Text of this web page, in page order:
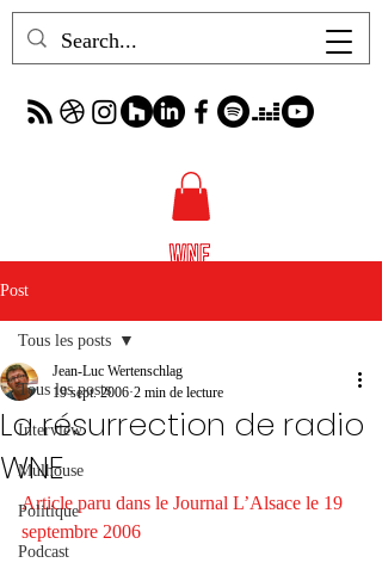
Post
Tous les posts
Interview
Mulhouse
Politique
Podcast
Tous les posts
La résurrection de radio
WNE
Jean-Luc Wertenschlag
19 sept. 2006 2 min de lecture
Article paru dans le Journal L’Alsace le 19
septembre 2006